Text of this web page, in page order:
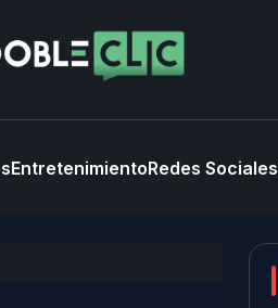
EntretenimientoRedes Sociales